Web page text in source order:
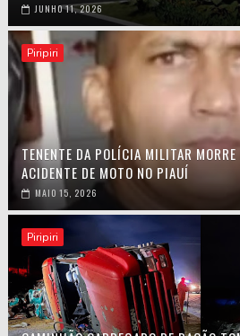
JUNHO 11, 2026
Piripiri
TENENTE DA POLÍCIA MILITAR
ACIDENTE DE MOTO NO PIAUÍ
MAIO 15, 2026
Piripiri